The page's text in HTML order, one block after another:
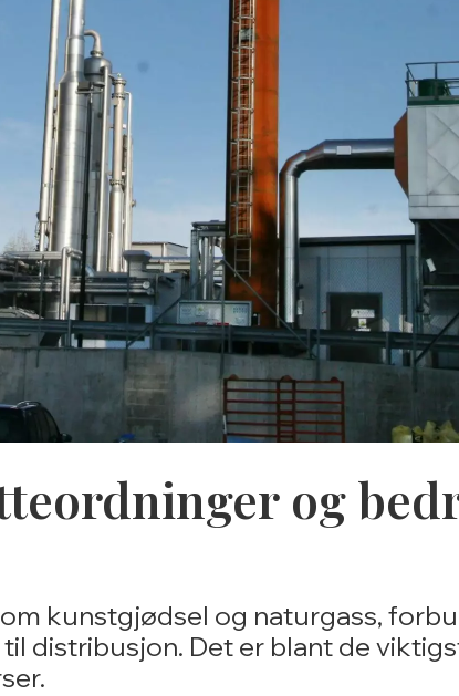
og
kunstgjødsel og naturgass,
distribusjon. Det er blant de